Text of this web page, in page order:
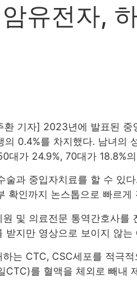
유전자,
환 기자] 2023년에 발표된
0.4%를 차지했다. 남녀의
대가 24.9%, 70대가 18.8%
술과 중입자치료를 할 수 있
확인까지 논스톱으로 빠르게
및 의료전문 통역간호사
받지만 영상으로 보이지 않
는 CTC, CSC세포를 적극
CTC)를 혈액을 체외로 빼내